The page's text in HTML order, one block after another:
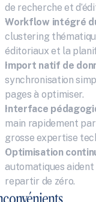
de recherche et
Workflow intégré
clustering
éditoriaux et la
Import natif de
synchronisation
pages à optimiser.
Interface
main rapidement
grosse expertise
Optimisation
automatiques
repartir de zéro.